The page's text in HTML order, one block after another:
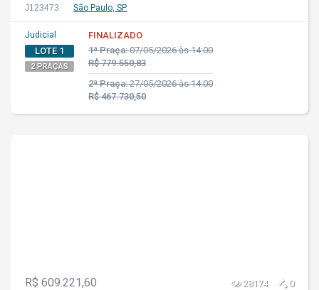
J123473 São Paulo, SP
Judicial
LOTE 1
2 PRAÇAS
FINALIZADO
1ª Praça:07/05/2026 às 14:00
R$ 779.550,83
2ª Praça:27/05/2026 às 14:00
R$ 467.730,50
R$ 609.221,60 28174 0